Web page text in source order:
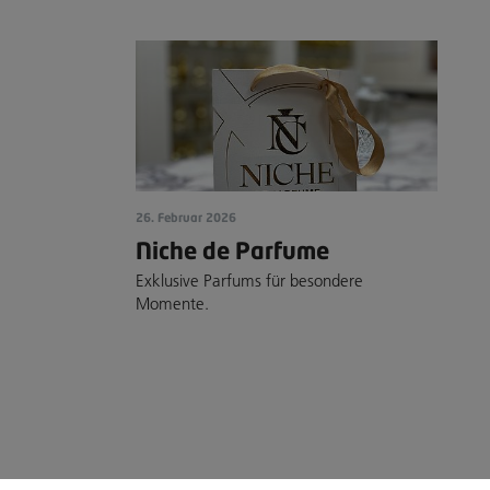
26. Februar 2026
Niche de Parfume
Exklusive Parfums für besondere
Momente.